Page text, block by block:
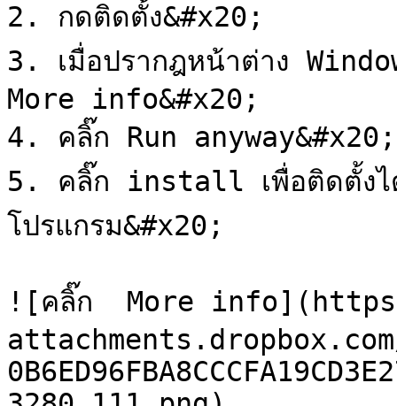
2. กดติดตั้ง&#x20;
3. เมื่อปรากฎหน้าต่าง
More info&#x20;
4. คลิ๊ก Run anyway&#x20;
5. คลิ๊ก install เพื่อติดตั้งได
โปรแกรม&#x20;
![คลิ๊ก  More
attachments.dropbox.com/